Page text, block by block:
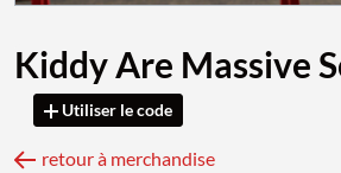
Kiddy Are Massive
Utiliser le code
retour à merchandise